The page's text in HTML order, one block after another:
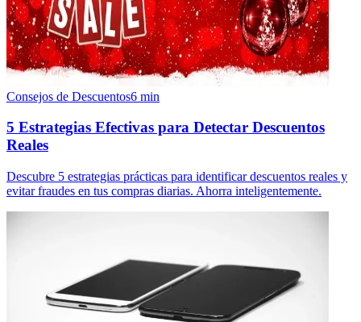
Consejos de Descuentos6 min
5 Estrategias Efectivas para Detectar Descuentos
Reales
Descubre 5 estrategias prácticas para identificar descuentos reales y
evitar fraudes en tus compras diarias. Ahorra inteligentemente.